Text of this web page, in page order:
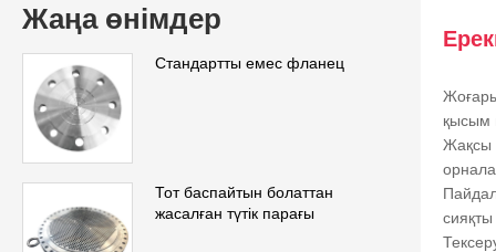
Жаңа өнімдер
Стандартты емес фланец
Тот баспайтын болаттан
жасалған түтік парағы
қысым
Жақсы